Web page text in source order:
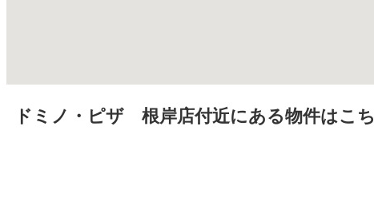
ドミノ・ピザ 根岸店付近にある物件はこ